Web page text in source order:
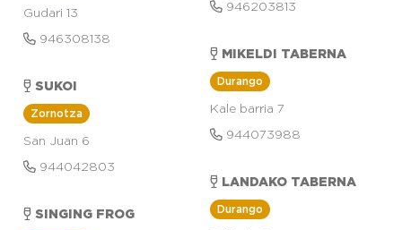
Gudari 13
946308138
SUKOI
Zornotza
San Juan 6
944042803
SINGING FROG
946203813
MIKELDI TABERNA
Durango
Kale barria 7
944073988
LANDAKO TABERNA
Durango